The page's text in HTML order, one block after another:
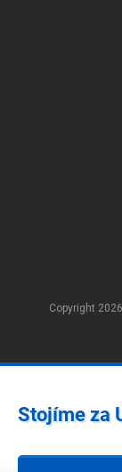
Copyright 2026
Stojíme za